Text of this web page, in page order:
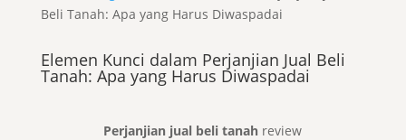
Beli Tanah: Apa yang Harus Diwaspadai
Elemen Kunci dalam Perjanjian Jual Beli
Tanah: Apa yang Harus Diwaspadai
Perjanjian jual beli tanah review